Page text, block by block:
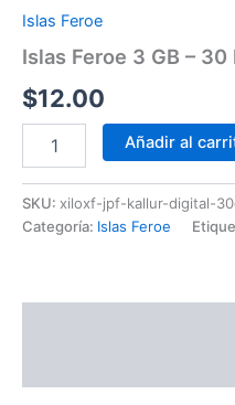
Islas Feroe
Islas Feroe 3 GB – 30
$12.00
Añadir al
SKU: xiloxf-jpf-kallur-digital-
Categoría: Islas Feroe